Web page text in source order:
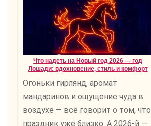
Что надеть на Новый год 2026 — год
Лошади: вдохновение, стиль и комфорт
Огоньки гирлянд, аромат
мандаринов и ощущение чуда в
воздухе — всё говорит о том, что
праздник уже близко. А 2026-й —